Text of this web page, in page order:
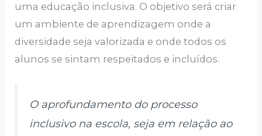
uma educação inclusiva. O objetivo será criar
um ambiente de aprendizagem onde a
diversidade seja valorizada e onde todos os
alunos se sintam respeitados e incluídos.
O aprofundamento do processo
inclusivo na escola, seja em relação ao